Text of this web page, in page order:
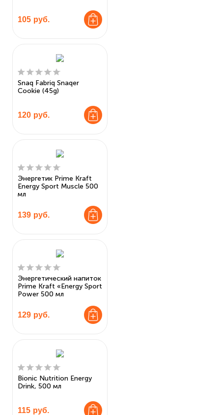
105 руб.
Snaq Fabriq Snaqer
Cookie (45g)
120 руб.
Энергетик Prime Kraft
Energy Sport Muscle 500
мл
139 руб.
Энергетический напиток
Prime Kraft «Energy Sport
Power 500 мл
129 руб.
Bionic Nutrition Energy
Drink, 500 мл
115 руб.